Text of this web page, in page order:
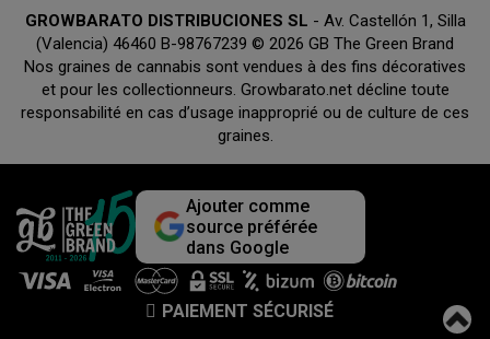
GROWBARATO DISTRIBUCIONES SL - Av. Castellón 1, Silla
(Valencia) 46460 B-98767239 © 2026 GB The Green Brand
Nos graines de cannabis sont vendues à des fins décoratives
et pour les collectionneurs. Growbarato.net décline toute
responsabilité en cas d’usage inapproprié ou de culture de ces
graines.
Ajouter comme
source préférée
dans Google
PAIEMENT SÉCURISÉ